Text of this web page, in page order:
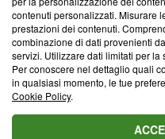
Informativa Privacy
Cookie Policy
Blasting SA, IDI CHE-
Lugano (Svizzera) Tel:+39
© 2026 Blasting News
contenuti personalizzati. Misurare
prestazioni dei contenuti.
combinazione di dati provenienti
servizi. Utilizzare dati limitati per la
Per conoscere nel dettaglio quali
in qualsiasi momento, le tue
Cookie Policy.